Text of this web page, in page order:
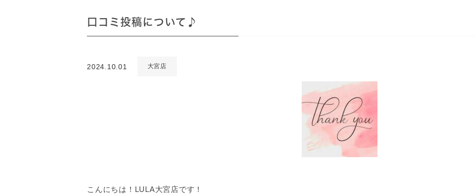
口コミ投稿について♪
2024.10.01 大宮店
こんにちは！LULA大宮店です！